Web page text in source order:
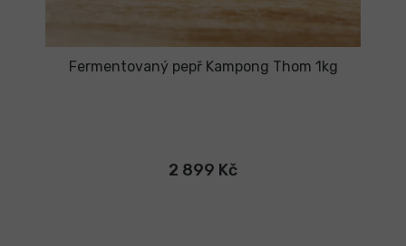
Fermentovaný pepř Kampong Thom 1kg
2 899 Kč